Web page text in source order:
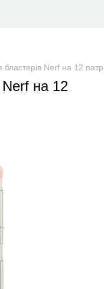
бластерів Nerf на 12
Nerf на 12